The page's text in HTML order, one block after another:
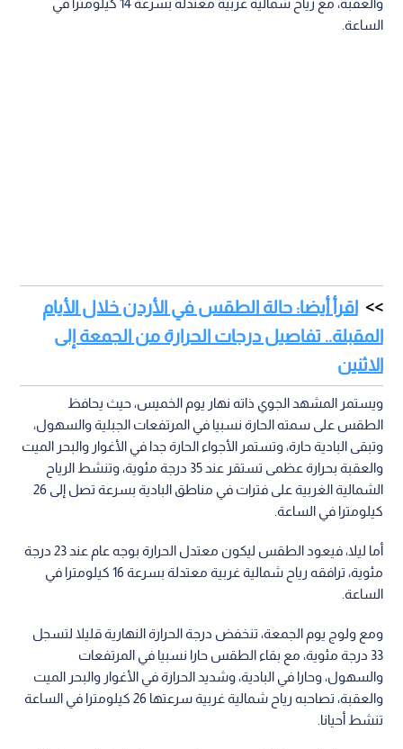
الساعة.
اقرأ أيضا: حالة الطقس في الأردن خلال الأيام
المقبلة.. تفاصيل درجات الحرارة من الجمعة إلى
الاثنين
ويستمر المشهد الجوي ذاته نهار يوم الخميس، حيث يحافظ
الطقس على سمته الحارة نسبيا في المرتفعات الجبلية والسهول،
وتبقى البادية حارة، وتستمر الأجواء الحارة جدا في الأغوار والبحر الميت
والعقبة بحرارة عظمى تستقر عند 35 درجة مئوية، وتنشط الرياح
الشمالية الغربية على فترات في مناطق البادية بسرعة تصل إلى 26
كيلومترا في الساعة.
أما ليلا، فيعود الطقس ليكون معتدل الحرارة بوجه عام عند 23 درجة
مئوية، ترافقه رياح شمالية غربية معتدلة بسرعة 16 كيلومترا في
الساعة.
ومع ولوج يوم الجمعة، تنخفض درجة الحرارة النهارية قليلا لتسجل
33 درجة مئوية، مع بقاء الطقس حارا نسبيا في المرتفعات
والسهول، وحارا في البادية، وشديد الحرارة في الأغوار والبحر الميت
والعقبة، تصاحبه رياح شمالية غربية سرعتها 26 كيلومترا في الساعة
تنشط أحيانا.